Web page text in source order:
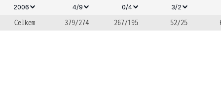
2006
4/9 0/4 3/2
Celkem 379/274 267/195 52/25